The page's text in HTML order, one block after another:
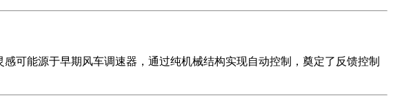
可能源于早期风车调速器，通过纯机械结构实现自动控制，奠定了反馈控制